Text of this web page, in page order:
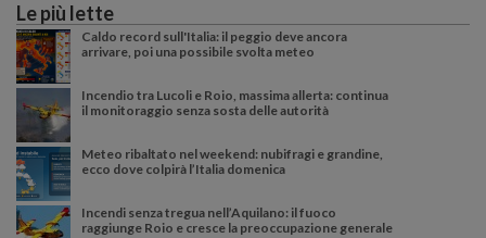
Le più lette
Caldo record sull'Italia: il peggio deve ancora
arrivare, poi una possibile svolta meteo
Incendio tra Lucoli e Roio, massima allerta: continua
il monitoraggio senza sosta delle autorità
Meteo ribaltato nel weekend: nubifragi e grandine,
ecco dove colpirà l’Italia domenica
Incendi senza tregua nell’Aquilano: il fuoco
raggiunge Roio e cresce la preoccupazione generale